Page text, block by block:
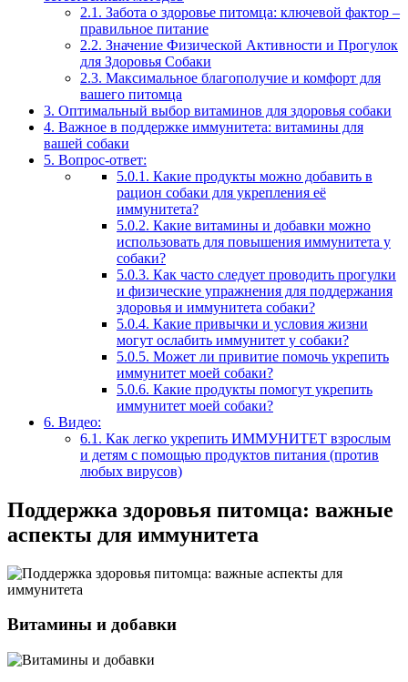
2.1. Забота о здоровье питомца: ключевой фактор –
правильное питание
2.2. Значение Физической Активности и Прогулок
для Здоровья Собаки
2.3. Максимальное благополучие и комфорт для
вашего питомца
3. Оптимальный выбор витаминов для здоровья собаки
4. Важное в поддержке иммунитета: витамины для
вашей собаки
5. Вопрос-ответ:
5.0.1. Какие продукты можно добавить в
рацион собаки для укрепления её
иммунитета?
5.0.2. Какие витамины и добавки можно
использовать для повышения иммунитета у
собаки?
5.0.3. Как часто следует проводить прогулки
и физические упражнения для поддержания
здоровья и иммунитета собаки?
5.0.4. Какие привычки и условия жизни
могут ослабить иммунитет у собаки?
5.0.5. Может ли привитие помочь укрепить
иммунитет моей собаки?
5.0.6. Какие продукты помогут укрепить
иммунитет моей собаки?
6. Видео:
6.1. Как легко укрепить ИММУНИТЕТ взрослым
и детям с помощью продуктов питания (против
любых вирусов)
Поддержка здоровья питомца: важные
аспекты для иммунитета
Витамины и добавки